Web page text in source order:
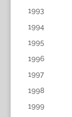
1993
1994
1995
1996
1997
1998
1999